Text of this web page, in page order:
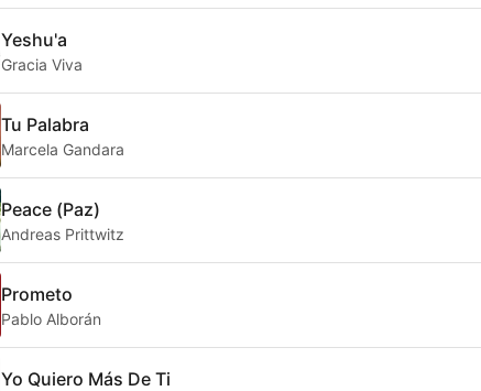
Yeshu'a
Gracia Viva
Tu Palabra
Marcela Gandara
Peace (Paz)
Andreas Prittwitz
Prometo
Pablo Alborán
Yo Quiero Más De Ti